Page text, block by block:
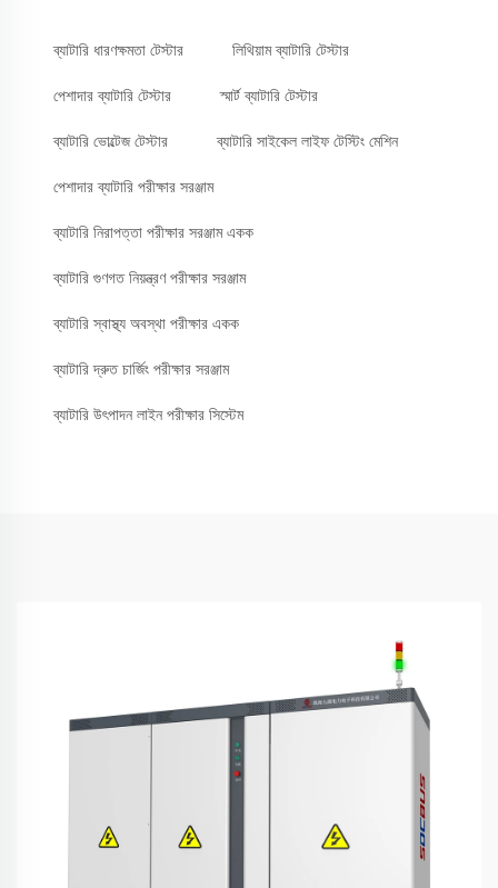
ব্যাটারি ধারণক্ষমতা টেস্টার লিথিয়াম ব্যাটারি টেস্টার
পেশাদার ব্যাটারি টেস্টার স্মার্ট ব্যাটারি টেস্টার
ব্যাটারি ভোল্টেজ টেস্টার ব্যাটারি সাইকেল লাইফ টেস্টিং মেশিন
পেশাদার ব্যাটারি পরীক্ষার সরঞ্জাম
ব্যাটারি নিরাপত্তা পরীক্ষার সরঞ্জাম একক
ব্যাটারি গুণগত নিয়ন্ত্রণ পরীক্ষার সরঞ্জাম
ব্যাটারি স্বাস্থ্য অবস্থা পরীক্ষার একক
ব্যাটারি দ্রুত চার্জিং পরীক্ষার সরঞ্জাম
ব্যাটারি উৎপাদন লাইন পরীক্ষার সিস্টেম